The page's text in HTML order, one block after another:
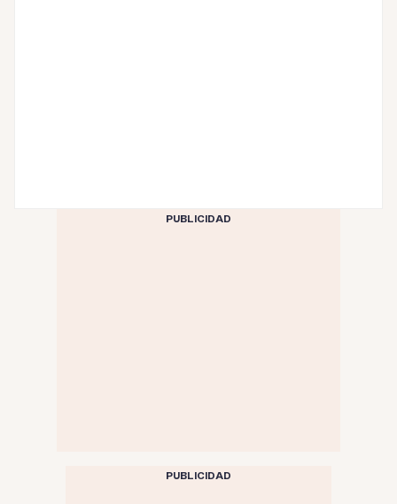
PUBLICIDAD
PUBLICIDAD